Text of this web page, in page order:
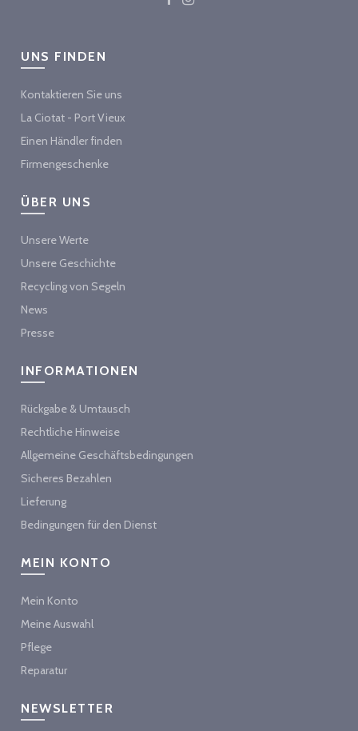
UNS FINDEN
Kontaktieren Sie uns
La Ciotat - Port Vieux
Einen Händler finden
Firmengeschenke
ÜBER UNS
Unsere Werte
Unsere Geschichte
Recycling von Segeln
News
Presse
INFORMATIONEN
Rückgabe & Umtausch
Rechtliche Hinweise
Allgemeine Geschäftsbedingungen
Sicheres Bezahlen
Lieferung
Bedingungen für den Dienst
MEIN KONTO
Mein Konto
Meine Auswahl
Pflege
Reparatur
NEWSLETTER